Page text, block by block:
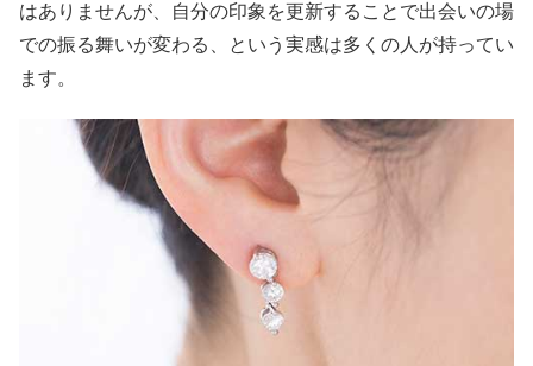
はありませんが、自分の印象を更新することで出会いの場
での振る舞いが変わる、という実感は多くの人が持ってい
ます。